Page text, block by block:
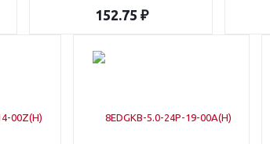
152.75 ₽